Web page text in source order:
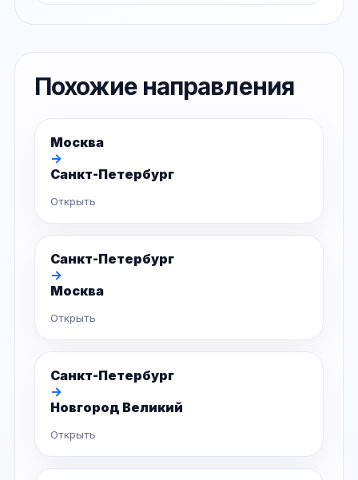
Похожие направления
Москва
→
Санкт-Петербург
Открыть
Санкт-Петербург
→
Москва
Открыть
Санкт-Петербург
→
Новгород Великий
Открыть